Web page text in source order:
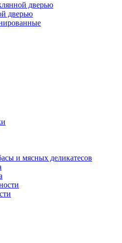
дверью
дверью
и мясных деликатесов